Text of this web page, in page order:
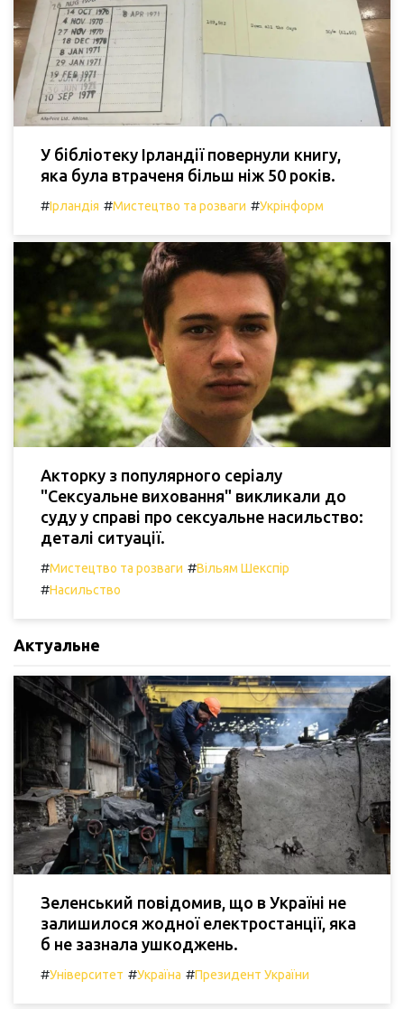
У бібліотеку Ірландії повернули книгу,
яка була втраченя більш ніж 50 років.
#Ірландія #Мистецтво та розваги #Укрінформ
Акторку з популярного серіалу
"Сексуальне виховання" викликали до
суду у справі про сексуальне насильство:
деталі ситуації.
#Мистецтво та розваги #Вільям Шекспір
#Насильство
Актуальне
Зеленський повідомив, що в Україні не
залишилося жодної електростанції, яка
б не зазнала ушкоджень.
#Університет #Україна #Президент України